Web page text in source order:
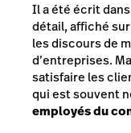
Il a été écrit
détail, affiché
les discours de
d’entreprises.
satisfaire les
qui est souvent
employés du